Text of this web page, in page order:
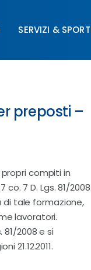
SERVIZI &
preposti –
compiti in
7 D. Lgs. 81/2008.
di tale formazione,
lavoratori.
2008 e si
21.12.2011.